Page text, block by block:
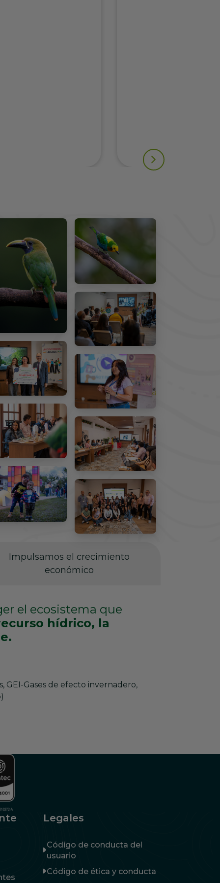
Impulsamos el crecimiento
económico
el ecosistema que
hídrico, la
GEI-Gases de efecto invernadero,
Legales
Código de conducta del
usuario
Código de ética y conducta